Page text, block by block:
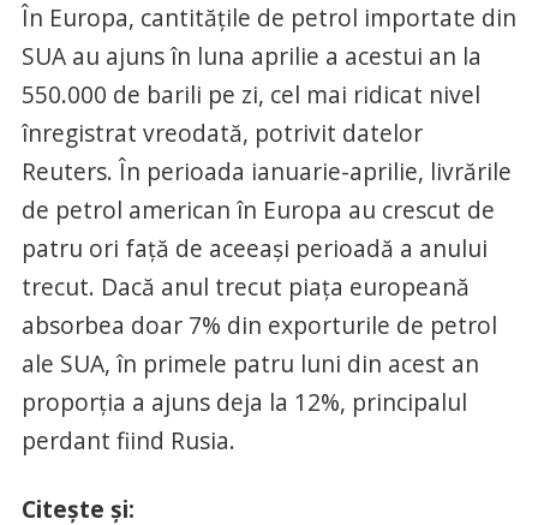
În Europa, cantităţile de petrol importate din
SUA au ajuns în luna aprilie a acestui an la
550.000 de barili pe zi, cel mai ridicat nivel
înregistrat vreodată, potrivit datelor
Reuters. În perioada ianuarie-aprilie, livrările
de petrol american în Europa au crescut de
patru ori faţă de aceeaşi perioadă a anului
trecut. Dacă anul trecut piaţa europeană
absorbea doar 7% din exporturile de petrol
ale SUA, în primele patru luni din acest an
proporţia a ajuns deja la 12%, principalul
perdant fiind Rusia.
Citeşte şi: